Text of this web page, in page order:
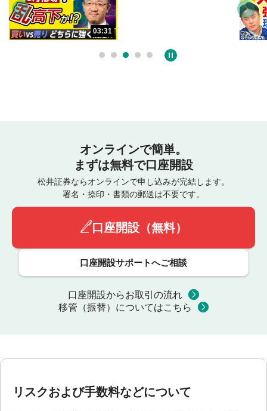
03:31
オンラインで簡単。
まずは無料で口座開設
松井証券ならオンラインで申し込みが完結します。
署名・捺印・書類の郵送は不要です。
口座開設（無料）
口座開設サポートへご相談
口座開設からお取引の流れ
移管（振替）についてはこちら
リスクおよび手数料などについて